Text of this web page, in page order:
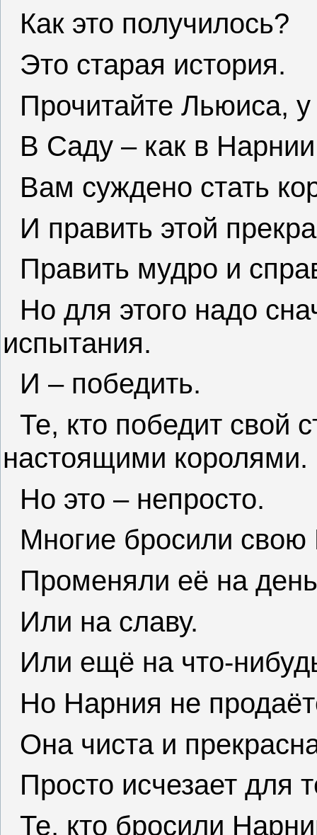
Как это получилось?
Это старая история.
Прочитайте Льюиса,
В Саду – как в
Вам суждено стать
И править этой
Править мудро и
Но для этого надо
испытания.
И – победить.
Те, кто победит свой
настоящими королями.
Но это – непросто.
Многие бросили
Променяли её на
Или на славу.
Или ещё на что-
Но Нарния не
Она чиста и
Просто исчезает для
Те, кто бросили